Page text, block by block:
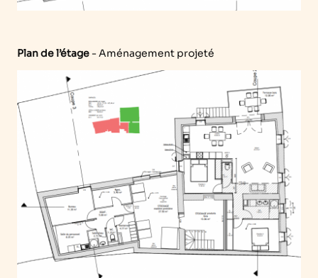
Plan de l’étage - Aménagement projeté